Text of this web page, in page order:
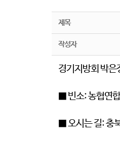
제목
작성자
경기지방회 박은
■ 빈소: 농협연
■ 오시는 길: